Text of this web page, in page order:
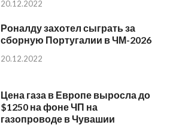
20.12.2022
Роналду захотел сыграть за
сборную Португалии в ЧМ-2026
20.12.2022
Цена газа в Европе выросла до
$1250 на фоне ЧП на
газопроводе в Чувашии